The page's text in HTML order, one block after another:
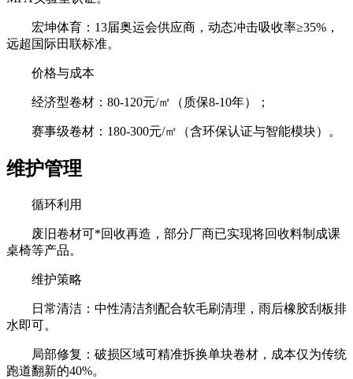
宏坤体育：13届奥运会供应商，动态冲击吸收率≥35%，
远超国际田联标准。
价格与成本
经济型卷材：80-120元/㎡（质保8-10年）；
赛事级卷材：180-300元/㎡（含环保认证与智能模块）。
维护管理
循环利用
废旧卷材可*回收再造，部分厂商已实现将回收料制成课
桌椅等产品。
维护策略
日常清洁：中性清洁剂配合软毛刷清理，雨后橡胶刮板排
水即可。
局部修复：破损区域可精准拆换单块卷材，成本仅为传统
跑道翻新的40%。